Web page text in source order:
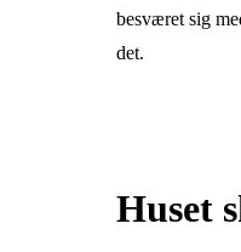
besværet sig
det.
Huset